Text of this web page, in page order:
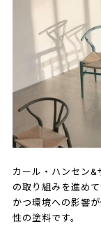
カール・ハンセン&
の取り組みを進め
かつ環境への影響
性の塗料です。